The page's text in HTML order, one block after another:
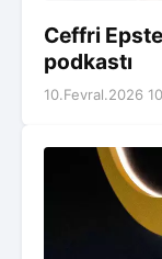
Ceffri
podkastı
10.Fevral.2026